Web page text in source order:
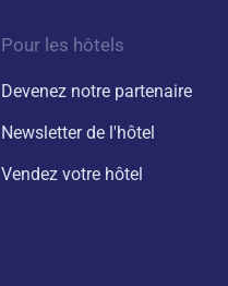
Pour les hôtels
Devenez notre partenaire
Newsletter de l'hôtel
Vendez votre hôtel